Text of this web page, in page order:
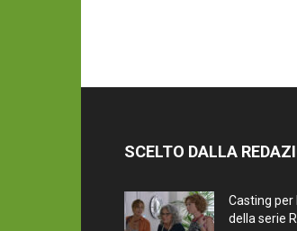
SCELTO DALLA
Casting per
della serie